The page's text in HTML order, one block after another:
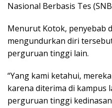
Nasional Berbasis Tes
Menurut Kotok, penyebab
mengundurkan diri
perguruan tinggi lain.
“Yang kami ketahui,
karena diterima di kampus
perguruan tinggi